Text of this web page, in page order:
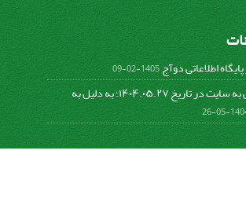
اطلاعاتی دوآج1405-02-09
عدم دسترسی به سایت در تاریخ ۱۴۰۴.۰۵.۲۷؛ به دلیل به
1404-